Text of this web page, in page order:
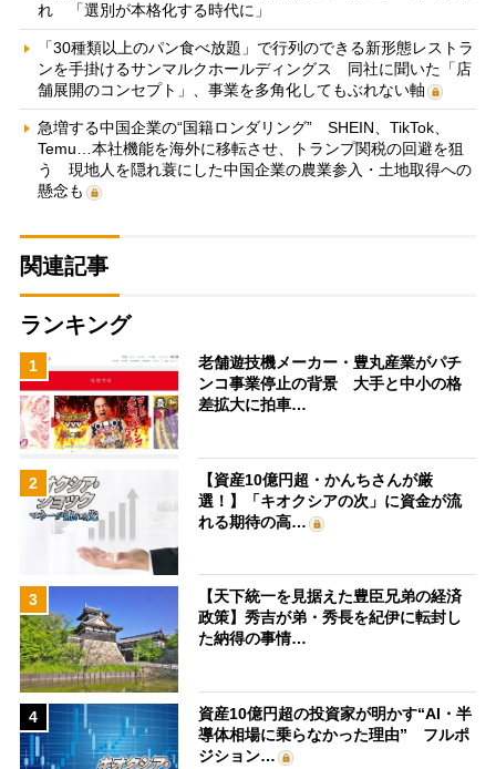
れ 「選別が本格化する時代に」
「30種類以上のパン食べ放題」で行列のできる新形態レストラ
ンを手掛けるサンマルクホールディングス 同社に聞いた「店
舗展開のコンセプト」、事業を多角化してもぶれない軸
急増する中国企業の“国籍ロンダリング” SHEIN、TikTok、
Temu…本社機能を海外に移転させ、トランプ関税の回避を狙
う 現地人を隠れ蓑にした中国企業の農業参入・土地取得への
懸念も
関連記事
ランキング
1
老舗遊技機メーカー・豊丸産業がパチ
ンコ事業停止の背景 大手と中小の格
差拡大に拍車…
2
【資産10億円超・かんちさんが厳
選！】「キオクシアの次」に資金が流
れる期待の高…
3
【天下統一を見据えた豊臣兄弟の経済
政策】秀吉が弟・秀長を紀伊に転封し
た納得の事情…
4
資産10億円超の投資家が明かす“AI・半
導体相場に乗らなかった理由” フルポ
ジション…